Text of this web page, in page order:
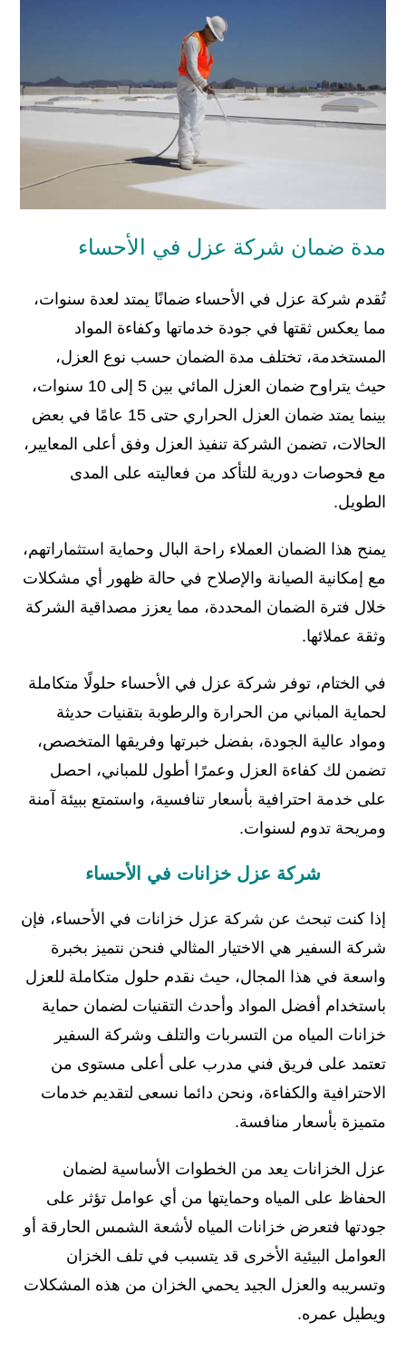
مدة ضمان شركة عزل في الأحساء
تُقدم شركة عزل في الأحساء ضمانًا يمتد لعدة سنوات،
مما يعكس ثقتها في جودة خدماتها وكفاءة المواد
المستخدمة، تختلف مدة الضمان حسب نوع العزل،
حيث يتراوح ضمان العزل المائي بين 5 إلى 10 سنوات،
بينما يمتد ضمان العزل الحراري حتى 15 عامًا في بعض
الحالات، تضمن الشركة تنفيذ العزل وفق أعلى المعايير،
مع فحوصات دورية للتأكد من فعاليته على المدى
الطويل.
يمنح هذا الضمان العملاء راحة البال وحماية استثماراتهم،
مع إمكانية الصيانة والإصلاح في حالة ظهور أي مشكلات
خلال فترة الضمان المحددة، مما يعزز مصداقية الشركة
وثقة عملائها.
في الختام، توفر شركة عزل في الأحساء حلولًا متكاملة
لحماية المباني من الحرارة والرطوبة بتقنيات حديثة
ومواد عالية الجودة، بفضل خبرتها وفريقها المتخصص،
تضمن لك كفاءة العزل وعمرًا أطول للمباني، احصل
على خدمة احترافية بأسعار تنافسية، واستمتع ببيئة آمنة
ومريحة تدوم لسنوات.
شركة عزل خزانات في الأحساء
إذا كنت تبحث عن شركة عزل خزانات في الأحساء، فإن
شركة السفير هي الاختيار المثالي فنحن نتميز بخبرة
واسعة في هذا المجال، حيث نقدم حلول متكاملة للعزل
باستخدام أفضل المواد وأحدث التقنيات لضمان حماية
خزانات المياه من التسربات والتلف وشركة السفير
تعتمد على فريق فني مدرب على أعلى مستوى من
الاحترافية والكفاءة، ونحن دائما نسعى لتقديم خدمات
متميزة بأسعار منافسة.
عزل الخزانات يعد من الخطوات الأساسية لضمان
الحفاظ على المياه وحمايتها من أي عوامل تؤثر على
جودتها فتعرض خزانات المياه لأشعة الشمس الحارقة أو
العوامل البيئية الأخرى قد يتسبب في تلف الخزان
وتسريبه والعزل الجيد يحمي الخزان من هذه المشكلات
ويطيل عمره.